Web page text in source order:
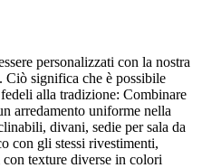
personalizzati con la nostra
Ciò significa che è possibile
alla tradizione: Combinare
arredamento uniforme nella
divani, sedie per sala da
con gli stessi rivestimenti,
con texture diverse in colori